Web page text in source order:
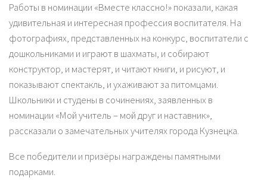
Работы в номинации «Вместе классно!» показали, какая
удивительная и интересная профессия воспитателя. На
фотографиях, представленных на конкурс, воспитатели с
дошкольниками и играют в шахматы, и собирают
конструктор, и мастерят, и читают книги, и рисуют, и
показывают спектакль, и ухаживают за питомцами.
Школьники и студены в сочинениях, заявленных в
номинации «Мой учитель – мой друг и наставник»,
рассказали о замечательных учителях города Кузнецка.
Все победители и призёры награждены памятными
подарками.